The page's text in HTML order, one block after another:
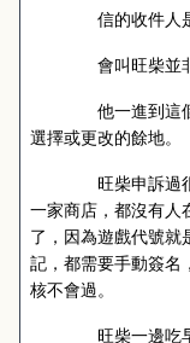
信的收件人是
會叫旺柴並非
他一進到這個
選擇或更改的餘地。
旺柴申訴過很
一家商店，都沒有人
了，因為遊戲代號就
記，都需要手動簽名
核不會過。
旺柴一邊吃早